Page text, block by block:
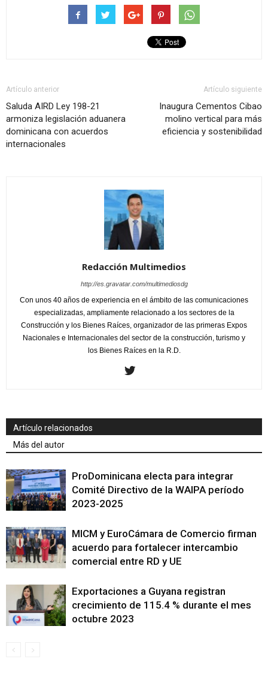
Artículo anterior
Saluda AIRD Ley 198-21
armoniza legislación aduanera
dominicana con acuerdos
internacionales
Artículo siguiente
Inaugura Cementos Cibao
molino vertical para más
eficiencia y sostenibilidad
Redacción Multimedios
http://es.gravatar.com/multimediosdg
Con unos 40 años de experiencia en el ámbito de las comunicaciones
especializadas, ampliamente relacionado a los sectores de la
Construcción y los Bienes Raíces, organizador de las primeras Expos
Nacionales e Internacionales del sector de la construcción, turismo y
los Bienes Raíces en la R.D.
Artículo relacionados
Más del autor
ProDominicana electa para integrar
Comité Directivo de la WAIPA período
2023-2025
MICM y EuroCámara de Comercio firman
acuerdo para fortalecer intercambio
comercial entre RD y UE
Exportaciones a Guyana registran
crecimiento de 115.4 % durante el mes
octubre 2023